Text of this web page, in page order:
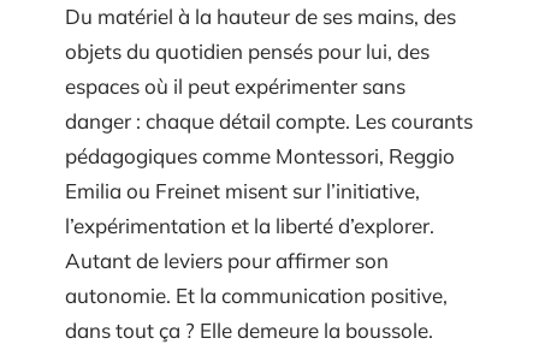
Du matériel à la hauteur de ses mains, des
objets du quotidien pensés pour lui, des
espaces où il peut expérimenter sans
danger : chaque détail compte. Les courants
pédagogiques comme Montessori, Reggio
Emilia ou Freinet misent sur l’initiative,
l’expérimentation et la liberté d’explorer.
Autant de leviers pour affirmer son
autonomie. Et la communication positive,
dans tout ça ? Elle demeure la boussole.